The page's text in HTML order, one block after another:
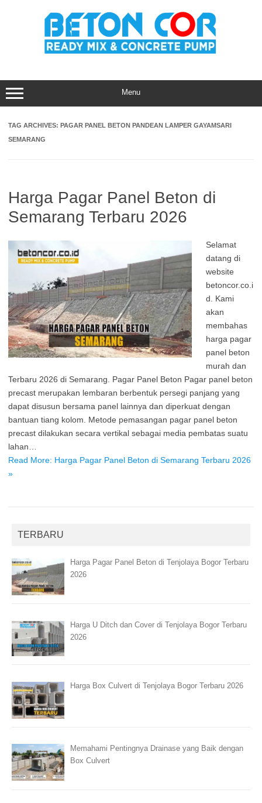
Menu
TAG ARCHIVES: PAGAR PANEL BETON PANDEAN LAMPER GAYAMSARI
SEMARANG
Harga Pagar Panel Beton di
Semarang Terbaru 2026
Selamat
datang di
website
betoncor.co.i
d. Kami
akan
membahas
harga pagar
panel beton
murah dan
Terbaru 2026 di Semarang. Pagar Panel Beton Pagar panel beton
precast merupakan lembaran berbentuk persegi panjang yang
dapat disusun bersama panel lainnya dan diperkuat dengan
bantuan tiang kolom. Metode pemasangan pagar panel beton
precast dilakukan secara vertikal sebagai media pembatas suatu
lahan…
Read More: Harga Pagar Panel Beton di Semarang Terbaru 2026
»
TERBARU
Harga Pagar Panel Beton di Tenjolaya Bogor Terbaru
2026
Harga U Ditch dan Cover di Tenjolaya Bogor Terbaru
2026
Harga Box Culvert di Tenjolaya Bogor Terbaru 2026
Memahami Pentingnya Drainase yang Baik dengan
Box Culvert